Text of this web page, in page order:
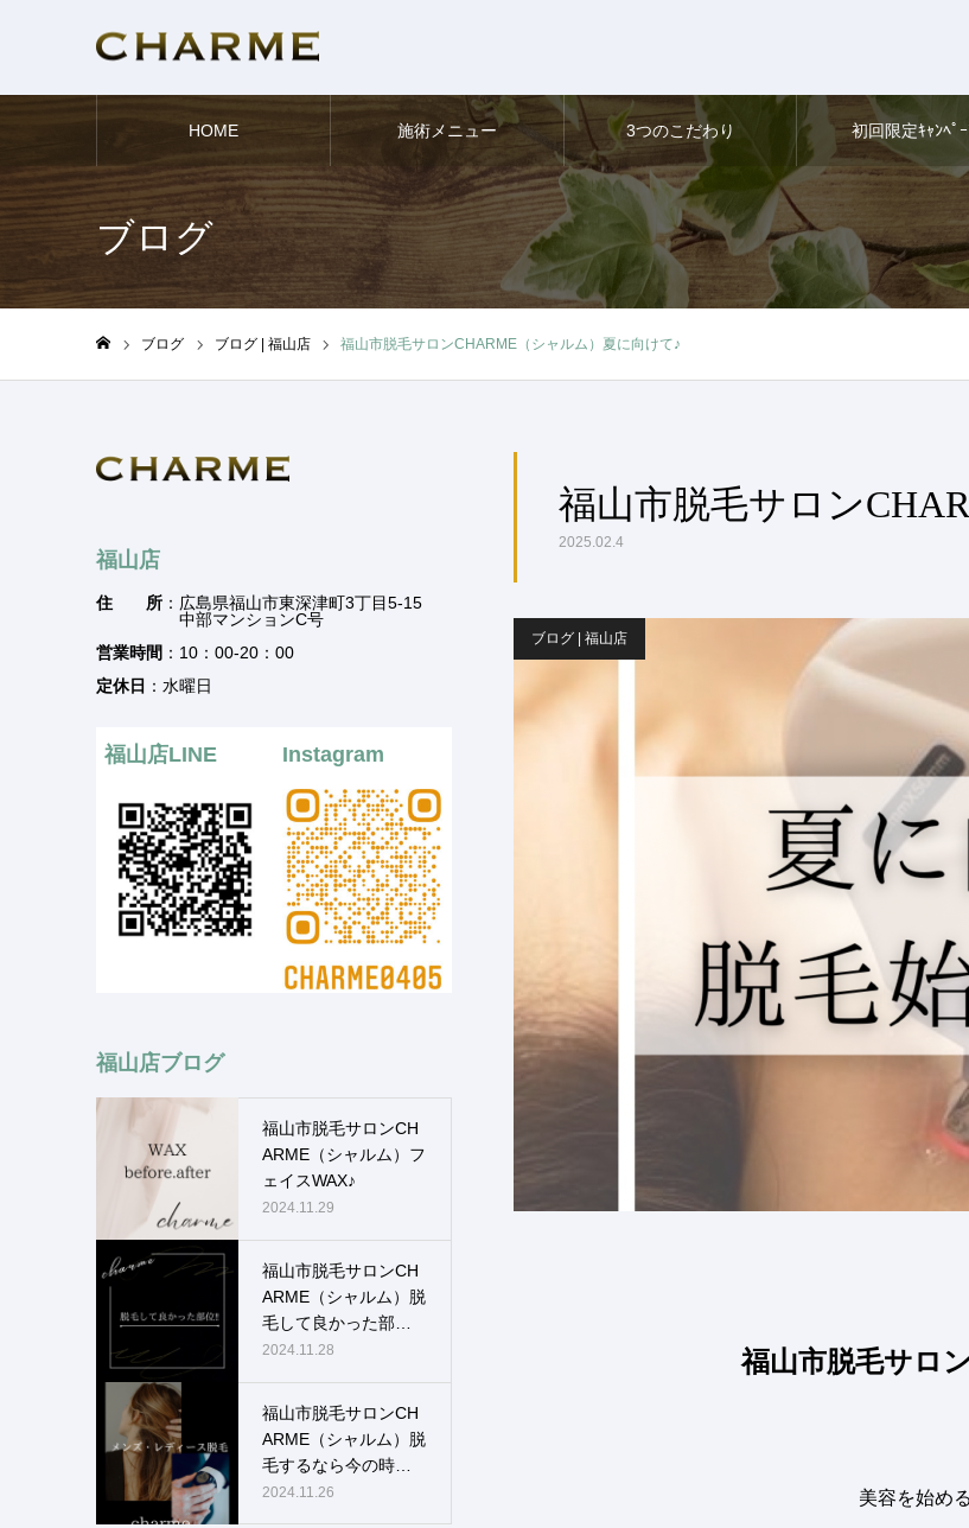
HOME 施術メニュー 3つのこだわり 初回限定ｷｬﾝﾍﾟ
ブログ
ブログ ブログ | 福山店 福山市脱毛サロンCHARME（シャルム）夏に向けて♪
福山市脱毛サロン
2025.02.4
ブログ | 福山店
福山市脱毛サロ
美容を始め
福山店
住 所 ：広島県福山市東深津町3丁目5-15
中部マンションC号
営業時間 ：10：00-20：00
定休日 ：水曜日
福山店LINE Instagram
福山店ブログ
福山市脱毛サロンCH
ARME（シャルム）フ
ェイスWAX♪
2024.11.29
福山市脱毛サロンCH
ARME（シャルム）脱
毛して良かった部
位！！
2024.11.28
福山市脱毛サロンCH
ARME（シャルム）脱
毛するなら今の時
期！！
2024.11.26